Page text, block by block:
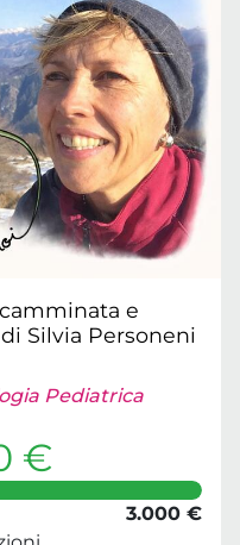
e
Silvia Personeni
Pediatrica
€
3.000 €